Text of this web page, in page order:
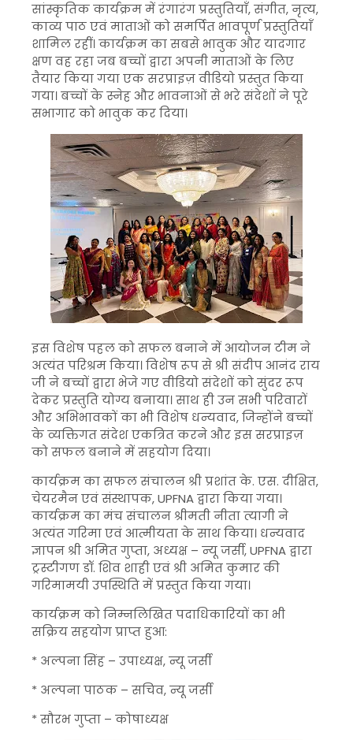
सांस्कृतिक कार्यक्रम में रंगारंग प्रस्तुतियाँ, संगीत, नृत्य,
काव्य पाठ एवं माताओं को समर्पित भावपूर्ण प्रस्तुतियाँ
शामिल रहीं। कार्यक्रम का सबसे भावुक और यादगार
क्षण वह रहा जब बच्चों द्वारा अपनी माताओं के लिए
तैयार किया गया एक सरप्राइज़ वीडियो प्रस्तुत किया
गया। बच्चों के स्नेह और भावनाओं से भरे संदेशों ने पूरे
सभागार को भावुक कर दिया।
इस विशेष पहल को सफल बनाने में आयोजन टीम ने
अत्यंत परिश्रम किया। विशेष रूप से श्री संदीप आनंद राय
जी ने बच्चों द्वारा भेजे गए वीडियो संदेशों को सुंदर रूप
देकर प्रस्तुति योग्य बनाया। साथ ही उन सभी परिवारों
और अभिभावकों का भी विशेष धन्यवाद, जिन्होंने बच्चों
के व्यक्तिगत संदेश एकत्रित करने और इस सरप्राइज़
को सफल बनाने में सहयोग दिया।
कार्यक्रम का सफल संचालन श्री प्रशांत के. एस. दीक्षित,
चेयरमैन एवं संस्थापक, UPFNA द्वारा किया गया।
कार्यक्रम का मंच संचालन श्रीमती नीता त्यागी ने
अत्यंत गरिमा एवं आत्मीयता के साथ किया। धन्यवाद
ज्ञापन श्री अमित गुप्ता, अध्यक्ष – न्यू जर्सी, UPFNA द्वारा
ट्रस्टीगण डॉ. शिव शाही एवं श्री अमित कुमार की
गरिमामयी उपस्थिति में प्रस्तुत किया गया।
कार्यक्रम को निम्नलिखित पदाधिकारियों का भी
सक्रिय सहयोग प्राप्त हुआ:
* अल्पना सिंह – उपाध्यक्ष, न्यू जर्सी
* अल्पना पाठक – सचिव, न्यू जर्सी
* सौरभ गुप्ता – कोषाध्यक्ष